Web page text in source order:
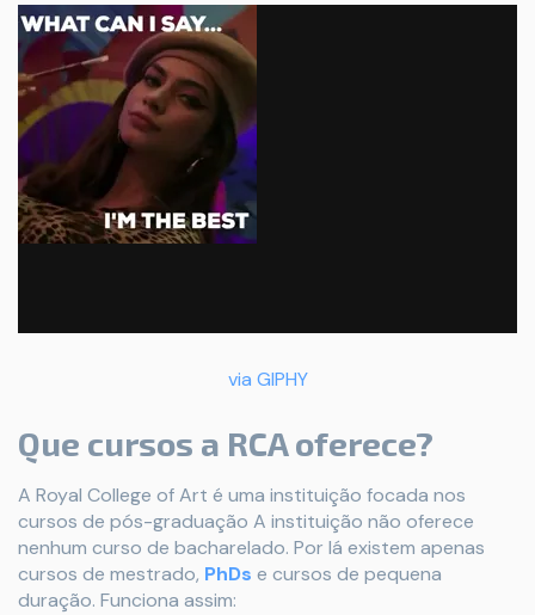
via GIPHY
Que cursos a RCA oferece?
A Royal College of Art é uma instituição focada nos
cursos de pós-graduação A instituição não oferece
nenhum curso de bacharelado. Por lá existem apenas
cursos de mestrado, PhDs e cursos de pequena
duração. Funciona assim: